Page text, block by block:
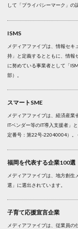
して「プライバシーマーク」の
ISMS
メディアファイブは、情報セ
持」と定義するとともに、情報
に努めている事業者として「
部）。
スマートSME
メディアファイブは、経済産
ITベンダー等のIT導入支援者」
定番号：第22号-22040004）。
福岡を代表する企業100選
メディアファイブは、地方創生
選」に選出されています。
子育て応援宣言企業
メディアファイブは、従業員の